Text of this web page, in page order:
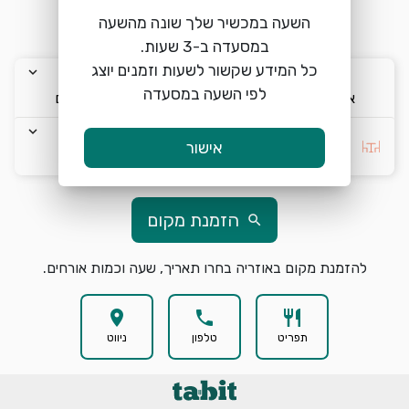
keyboard_arrow_down
א׳ 9/8
keyboard_arrow_down
14:30
keyboard_arrow_down
keyboard_arrow_down
search הזמנת מקום
להזמנת מקום באוזריה בחרו תאריך, שעה וכמות אורחים.
restaurant
תפריט
phone
טלפון
location_on
ניווט
השעה במכשיר שלך שונה מהשעה
כל המידע שקשור לשעות וזמנים יוצג
לפי השעה במסעדה
אישור